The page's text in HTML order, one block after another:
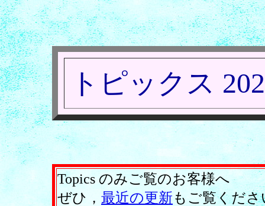
トピックス
Topics のみご覧のお客様へ
ぜひ， 最近の更新もご覧くださ